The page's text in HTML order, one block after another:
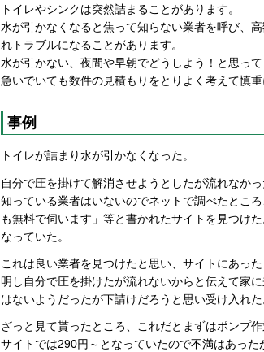
トイレやシンクは突然詰まることがあります。
水が引かなくなると焦って知らない業者を呼び、
れトラブルになることがあります。
水が引かない、夜間や早朝でどうしよう！と思っ
急いでいても数件の見積もりをとりよく考えて慎重
事例
トイレが詰まり水が引かなくなった。
自分で圧を掛けて解消させようとしたが流れなか
知っている業者はいないのでネットで調べたとこ
も無料で伺います」等と書かれたサイトを見つけ
なっていた。
これは良い業者を見つけたと思い、サイトにあっ
明し自分で圧を掛けたが流れないからと伝えて家
はないようだったが下請けだろうと思い受け入れた
ざっと見て貰ったところ、これだとまずはポンプ
サイトでは290円～となっていたので不満はあっ